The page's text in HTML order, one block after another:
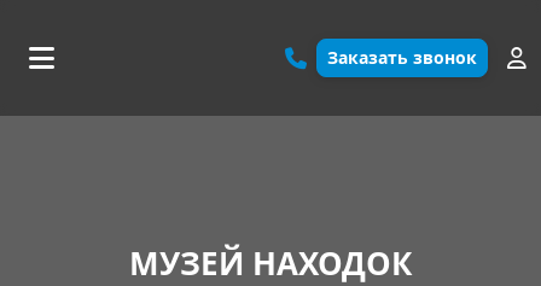
Заказать звонок
МУЗЕЙ НАХОДОК